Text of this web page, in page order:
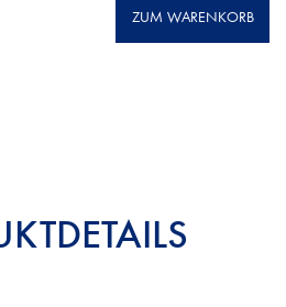
ZUM WARENKORB